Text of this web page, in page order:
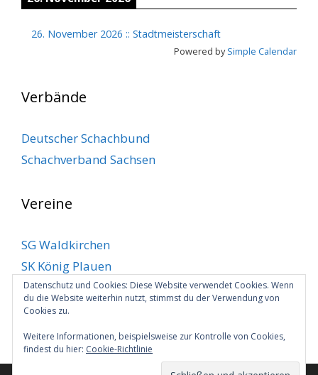
26. November 2026 :: Stadtmeisterschaft
Powered bySimple Calendar
Verbände
Deutscher Schachbund
Schachverband Sachsen
Vereine
SG Waldkirchen
SK König Plauen
SV Klingenthal
SV Markneukirchen
VSC Plauen
Datenschutz und Cookies: Diese Website verwendet Cookies. Wenn
du die Website weiterhin nutzt, stimmst du der Verwendung von
Cookies zu.
Weitere Informationen, beispielsweise zur Kontrolle von Cookies,
findest du hier: Cookie-Richtlinie